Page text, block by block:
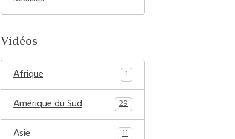
Vidéos
Afrique 1
Amérique du Sud 29
Asie 11